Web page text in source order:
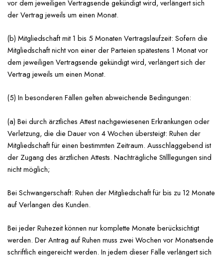
vor dem jeweiligen Vertragsende gekündigt wird, verlängert sich
der Vertrag jeweils um einen Monat.
(b) Mitgliedschaft mit 1 bis 5 Monaten Vertragslaufzeit: Sofern die
Mitgliedschaft nicht von einer der Parteien spätestens 1 Monat vor
dem jeweiligen Vertragsende gekündigt wird, verlängert sich der
Vertrag jeweils um einen Monat.
(5) In besonderen Fällen gelten abweichende Bedingungen:
(a) Bei durch ärztliches Attest nachgewiesenen Erkrankungen oder
Verletzung, die die Dauer von 4 Wochen übersteigt: Ruhen der
Mitgliedschaft für einen bestimmten Zeitraum. Ausschlaggebend ist
der Zugang des ärztlichen Attests. Nachträgliche Stilllegungen sind
nicht möglich;
Bei Schwangerschaft: Ruhen der Mitgliedschaft für bis zu 12 Monate
auf Verlangen des Kunden.
Bei jeder Ruhezeit können nur komplette Monate berücksichtigt
werden. Der Antrag auf Ruhen muss zwei Wochen vor Monatsende
schriftlich eingereicht werden. In jedem dieser Fälle verlängert sich